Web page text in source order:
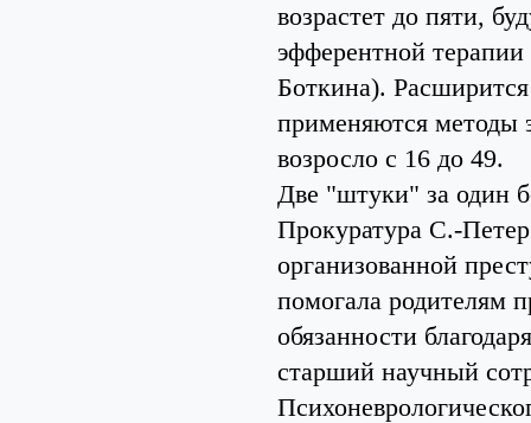
возрастет до пяти,
эфферентной
Боткина).
применяются методы
возросло с 16 до 49.
Две "штуки" за один
Прокуратура С.-
организованной
помогала родителям
обязанности
старший научный